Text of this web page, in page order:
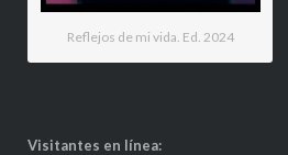
Reflejos de mi vida. Ed. 2024
Visitantes en línea: